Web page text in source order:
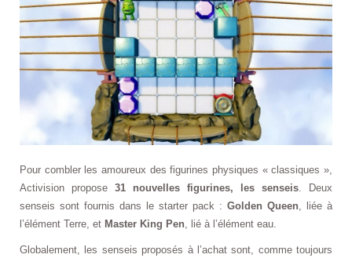
Pour combler les amoureux des figurines physiques « classiques »,
Activision propose 31 nouvelles figurines, les senseis . Deux
senseis sont fournis dans le starter pack : Golden Queen , liée à
l’élément Terre, et Master King Pen , lié à l’élément eau.
Globalement, les senseis proposés à l’achat sont, comme toujours